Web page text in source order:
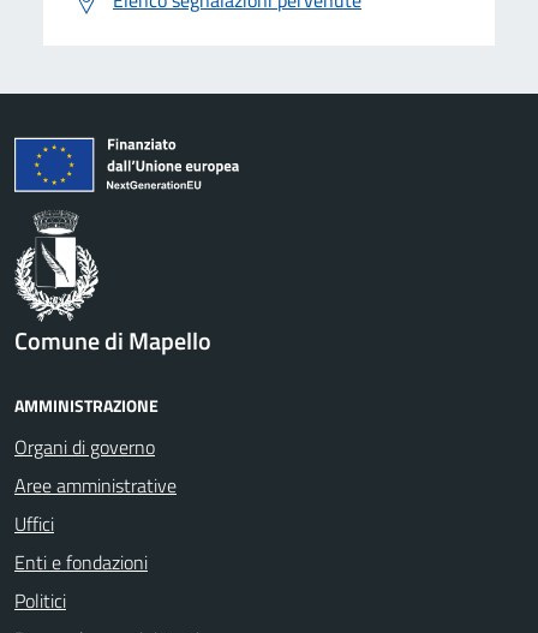
Comune di Mapello
AMMINISTRAZIONE
Organi di governo
Aree amministrative
Uffici
Enti e fondazioni
Politici